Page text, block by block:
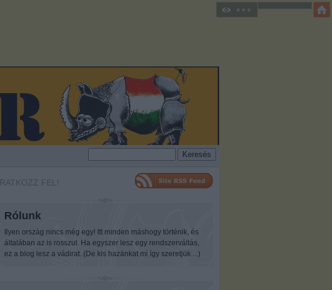
IRATKOZZ FEL!
Rólunk
Ilyen ország nincs még egy! Itt minden máshogy történik, és
általában az is rosszul. Ha egyszer lesz egy rendszerváltás,
ez a blog lesz a vádirat. (De kis hazánkat mi így szeretjük ...)